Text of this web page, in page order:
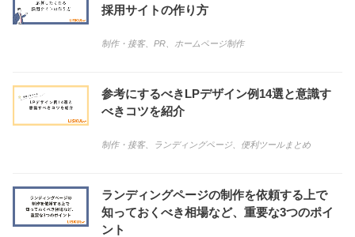
採用サイトの作り方
制作・接客、 PR ホームページ制作
参考にするべきLPデザイン例14選と意識す
べきコツを紹介
制作・接客、 ランディングページ、 便利ツールまとめ
ランディングページの制作を依頼する上で
知っておくべき相場など、重要な3つのポイ
ント